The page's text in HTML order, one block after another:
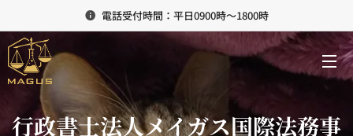
電話受付時間：平日0900時～1800時
行政書士法人メイガス国際法務事